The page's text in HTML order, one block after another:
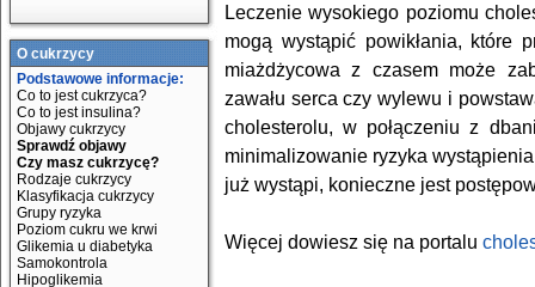
O cukrzycy
Podstawowe informacje:
Co to jest cukrzyca?
Co to jest insulina?
Objawy cukrzycy
Sprawdź objawy
Czy masz cukrzycę?
Rodzaje cukrzycy
Klasyfikacja cukrzycy
Grupy ryzyka
Poziom cukru we krwi
Glikemia u diabetyka
Samokontrola
Hipoglikemia
Leczenie wysokiego poziomu
mogą wystąpić powikłania, które
miażdżycowa z czasem może
zawału serca czy wylewu i
cholesterolu, w połączeniu z
minimalizowanie ryzyka
już wystąpi, konieczne jest
Więcej dowiesz się na portalu